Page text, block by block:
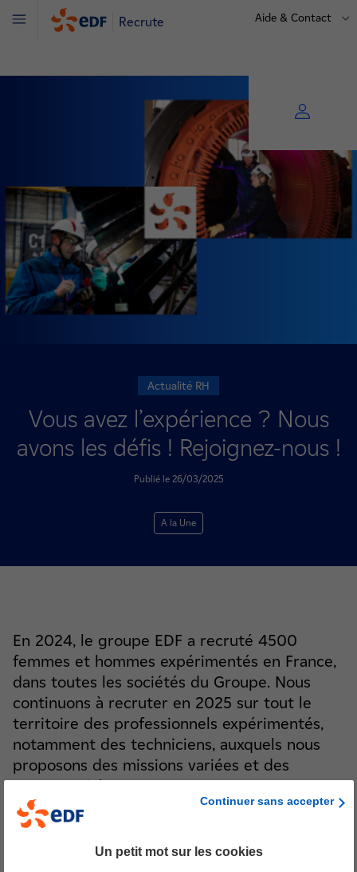
Recrute Aide & Contact
Menu
Actualité RH
Vous avez l’expérience ? Nous
avons les défis ! Rejoignez-nous !
Publié le 26/03/2025
A la Une
En 2024, le groupe EDF a recruté 4500
femmes et hommes expérimentés en France,
dans toutes les sociétés du Groupe. Nous
continuons à recruter en 2025 sur tout le
territoire des professionnels expérimentés,
notamment des techniciens, auxquels nous
proposons des missions variées et des
parcours riches.
Continuer sans accepter
Un petit mot sur les cookies